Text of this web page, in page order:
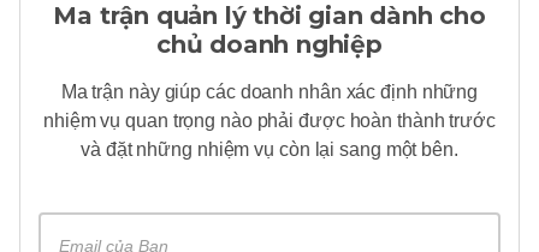
Ma trận quản lý thời gian dành cho
chủ doanh nghiệp
Ma trận này giúp các doanh nhân xác định những
nhiệm vụ quan trọng nào phải được hoàn thành trước
và đặt những nhiệm vụ còn lại sang một bên.